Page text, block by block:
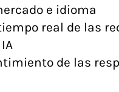
e idioma
real de las
de las